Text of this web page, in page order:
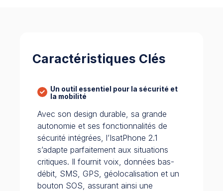
Caractéristiques Clés
Un outil essentiel pour la sécurité et
la mobilité
Avec son design durable, sa grande
autonomie et ses fonctionnalités de
sécurité intégrées, l’IsatPhone 2.1
s’adapte parfaitement aux situations
critiques. Il fournit voix, données bas-
débit, SMS, GPS, géolocalisation et un
bouton SOS, assurant ainsi une